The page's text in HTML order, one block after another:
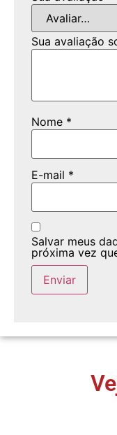
Sua avaliação
Nome *
E-mail *
Salvar meus
próxima vez